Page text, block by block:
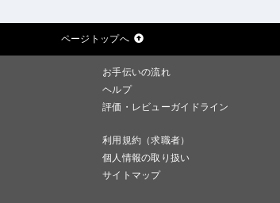
ページトップへ
お手伝いの流れ
ヘルプ
評価・レビューガイドライン
利用規約（求職者）
個人情報の取り扱い
サイトマップ